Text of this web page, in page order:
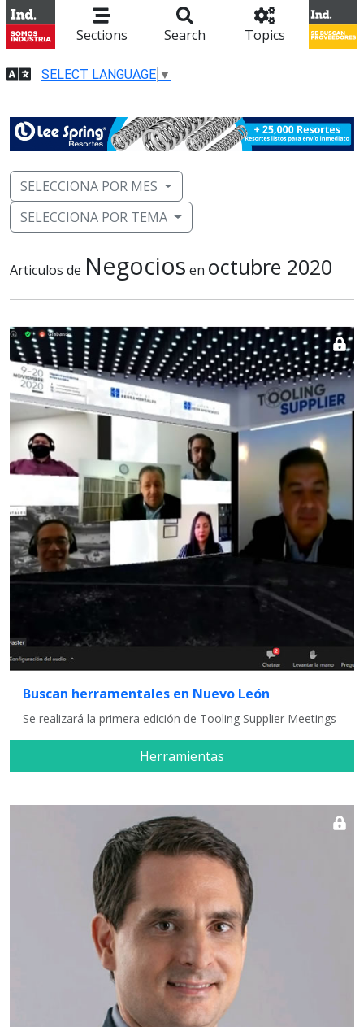
Sections Search Topics
SELECT LANGUAGE ▼
SELECCIONA POR MES
SELECCIONA POR TEMA
Articulos de Negocios en octubre 2020
Buscan herramentales en Nuevo León
Se realizará la primera edición de Tooling Supplier Meetings
Herramientas